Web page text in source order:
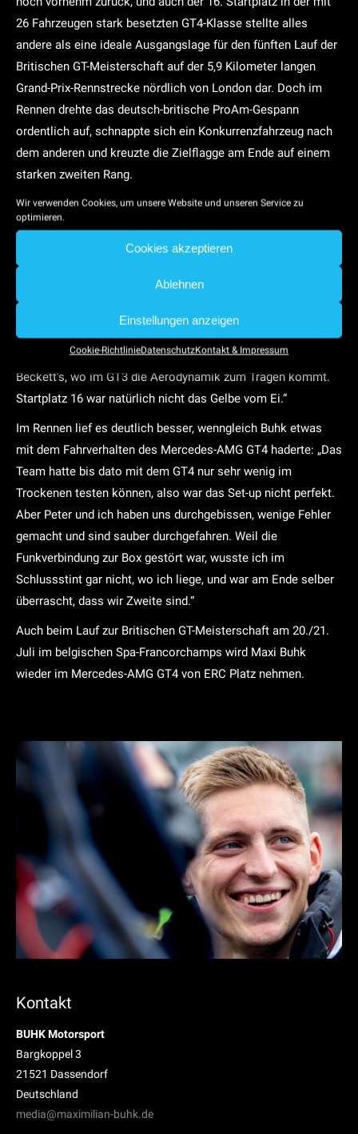
Wir verwenden Cookies, um unsere Website und unseren Service zu
optimieren.
Cookies akzeptieren
Ablehnen
Einstellungen anzeigen
Cookie-RichtlinieDatenschutzKontakt & Impressum
26 Fahrzeugen stark besetzten GT4-Klasse stellte alles
andere als eine ideale Ausgangslage für den fünften Lauf der
Britischen GT-Meisterschaft auf der 5,9 Kilometer langen
Grand-Prix-Rennstrecke nördlich von London dar. Doch im
Rennen drehte das deutsch-britische ProAm-Gespann
ordentlich auf, schnappte sich ein Konkurrenzfahrzeug nach
dem anderen und kreuzte die Zielflagge am Ende auf einem
starken zweiten Rang.
„Es hat richtig Spaß gemacht“, freute sich Buhk. „Das Schöne
am GT4 ist, dass er über wenig Aerodynamik verfügt und
daher im Windschatten nicht so sensibel ist. Du kannst also
viel enger kämpfen. Allerdings habe ich gemerkt, dass ich
mich stark umstellen muss. Ich kenne Silverstone ja nur aus
dem GT3-Auto, also bin ich im Qualifying auch gefahren wie
im GT3. Und damit habe ich das Auto völlig überfahren, vor
allem in den schnellen Passagen wie Maggott’s und
Beckett’s, wo im GT3 die Aerodynamik zum Tragen kommt.
Startplatz 16 war natürlich nicht das Gelbe vom Ei.“
Im Rennen lief es deutlich besser, wenngleich Buhk etwas
mit dem Fahrverhalten des Mercedes-AMG GT4 haderte: „Das
Team hatte bis dato mit dem GT4 nur sehr wenig im
Trockenen testen können, also war das Set-up nicht perfekt.
Aber Peter und ich haben uns durchgebissen, wenige Fehler
gemacht und sind sauber durchgefahren. Weil die
Funkverbindung zur Box gestört war, wusste ich im
Schlussstint gar nicht, wo ich liege, und war am Ende selber
überrascht, dass wir Zweite sind.“
Auch beim Lauf zur Britischen GT-Meisterschaft am 20./21.
Juli im belgischen Spa-Francorchamps wird Maxi Buhk
wieder im Mercedes-AMG GT4 von ERC Platz nehmen.
Kontakt
BUHK Motorsport
Bargkoppel 3
21521 Dassendorf
Deutschland
media@maximilian-buhk.de